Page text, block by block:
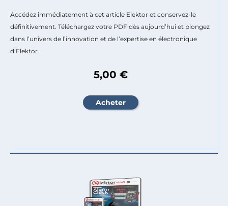
Accédez immédiatement à cet article Elektor et conservez-le
définitivement. Téléchargez votre PDF dès aujourd’hui et plongez
dans l’univers de l’innovation et de l’expertise en électronique
d’Elektor.
5,00 €